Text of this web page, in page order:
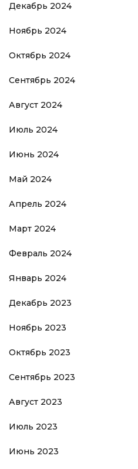
Декабрь 2024
Ноябрь 2024
Октябрь 2024
Сентябрь 2024
Август 2024
Июль 2024
Июнь 2024
Май 2024
Апрель 2024
Март 2024
Февраль 2024
Январь 2024
Декабрь 2023
Ноябрь 2023
Октябрь 2023
Сентябрь 2023
Август 2023
Июль 2023
Июнь 2023